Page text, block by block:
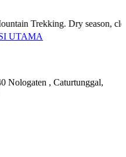
Trekking. Dry season, clear
Nologaten , Caturtunggal,